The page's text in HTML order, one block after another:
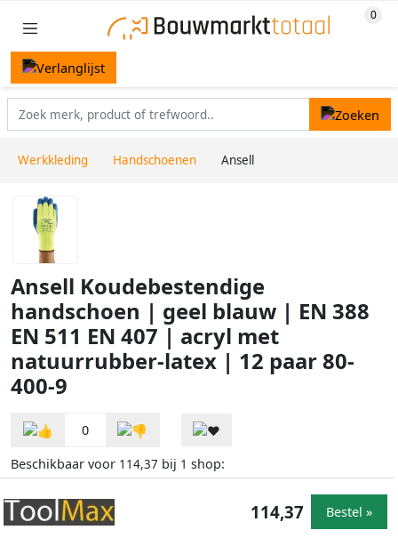
Werkkleding Handschoenen Ansell
Ansell Koudebestendige
handschoen | geel blauw | EN 388
EN 511 EN 407 | acryl met
natuurrubber-latex | 12 paar 80-
400-9
0
Beschikbaar voor 114,37 bij 1 shop:
114,37 Bestel »